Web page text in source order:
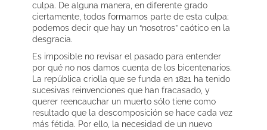
culpa. De alguna manera, en diferente grado
ciertamente, todos formamos parte de esta culpa;
podemos decir que hay un “nosotros” caótico en la
desgracia.
Es imposible no revisar el pasado para entender
por qué no nos damos cuenta de los bicentenarios.
La república criolla que se funda en 1821 ha tenido
sucesivas reinvenciones que han fracasado, y
querer reencauchar un muerto sólo tiene como
resultado que la descomposición se hace cada vez
más fétida. Por ello, la necesidad de un nuevo